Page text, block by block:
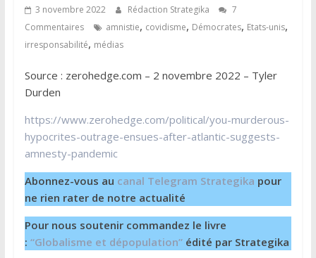
3 novembre 2022 Rédaction Strategika
7
Commentaires
amnistie, covidisme, Démocrates, Etats-unis,
irresponsabilité, médias
Source : zerohedge.com – 2 novembre 2022 – Tyler
Durden
https://www.zerohedge.com/political/you-murderous-
hypocrites-outrage-ensues-after-atlantic-suggests-
amnesty-pandemic
Abonnez-vous au canal Telegram Strategika pour
ne rien rater de notre actualité
Pour nous soutenir commandez le livre
: “Globalisme et dépopulation” édité par Strategika